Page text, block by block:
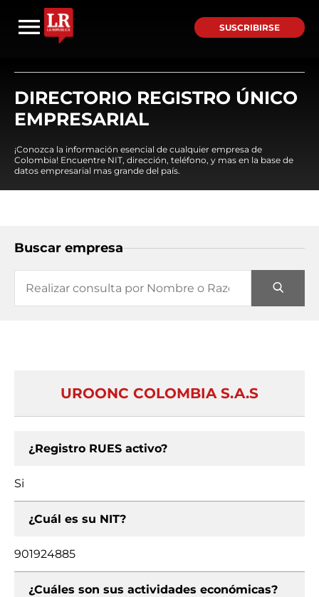
SUSCRIBIRSE
DIRECTORIO REGISTRO ÚNICO
EMPRESARIAL
¡Conozca la información esencial de cualquier empresa de
Colombia! Encuentre NIT, dirección, teléfono, y mas en la base de
datos empresarial mas grande del país.
Buscar empresa
UROONC COLOMBIA S.A.S
¿Registro RUES activo?
Si
¿Cuál es su NIT?
901924885
¿Cuáles son sus actividades económicas?